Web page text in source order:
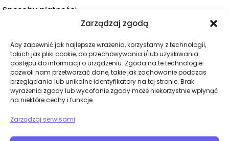
Zarządzaj zgodą
Aby zapewnić jak najlepsze wrażenia, korzystamy z technologii,
takich jak pliki cookie, do przechowywania i/lub uzyskiwania
dostępu do informacji o urządzeniu. Zgoda na te technologie
pozwoli nam przetwarzać dane, takie jak zachowanie podczas
przeglądania lub unikalne identyfikatory na tej stronie. Brak
wyrażenia zgody lub wycofanie zgody może niekorzystnie wpłynąć
na niektóre cechy i funkcje.
Zarządzaj serwisami
Sposoby płatności
Zamówienie
KATEGORIE
Dla niej
Dla niego